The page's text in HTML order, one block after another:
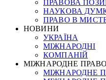
ПРАВОВА
НАУКОВА
ПРАВО В
НОВИНИ
УКРАЇНА
МІЖНАРОДНІ
КОМПАНІЙ
МІЖНАРОДНЕ ПРАВО
МІЖНАРОДНЕ